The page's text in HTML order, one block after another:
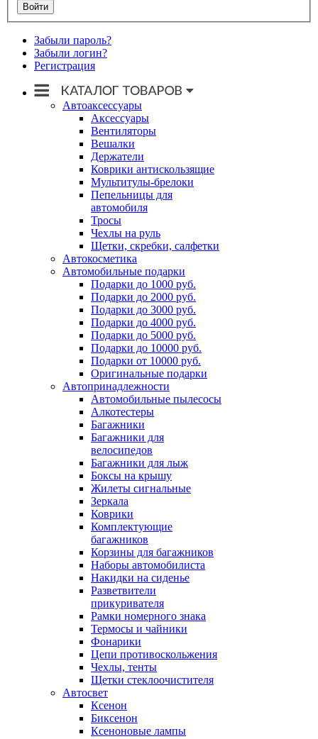
Забыли пароль?
Забыли логин?
Регистрация
Автоаксессуары
Аксессуары
Вентиляторы
Вешалки
Держатели
Коврики антискользящие
Мультитулы-брелоки
Пепельницы для
автомобиля
Тросы
Чехлы на руль
Щетки, скребки, салфетки
Автокосметика
Автомобильные подарки
Подарки до 1000 руб.
Подарки до 2000 руб.
Подарки до 3000 руб.
Подарки до 4000 руб.
Подарки до 5000 руб.
Подарки до 10000 руб.
Подарки от 10000 руб.
Оригинальные подарки
Автопринадлежности
Автомобильные пылесосы
Алкотестеры
Багажники
Багажники для
велосипедов
Багажники для лыж
Боксы на крышу
Жилеты сигнальные
Зеркала
Коврики
Комплектующие
багажников
Корзины для багажников
Наборы автомобилиста
Накидки на сиденье
Разветвители
прикуривателя
Рамки номерного знака
Термосы и чайники
Фонарики
Цепи противоскольжения
Чехлы, тенты
Щетки стеклоочистителя
Автосвет
Ксенон
Биксенон
Ксеноновые лампы